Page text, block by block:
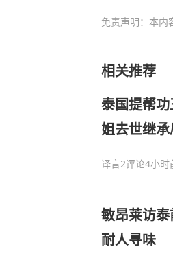
免责声明：本内
相关推荐
泰国提帮
姐去世继
译言2评论4小时
敏昂莱访
耐人寻味